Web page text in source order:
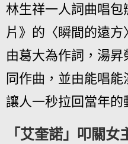
林生祥一人詞曲唱
片》的〈瞬間的遠方
由葛大為作詞，湯
同作曲，並由能唱
讓人一秒拉回當年的
「艾奎諾」叩關